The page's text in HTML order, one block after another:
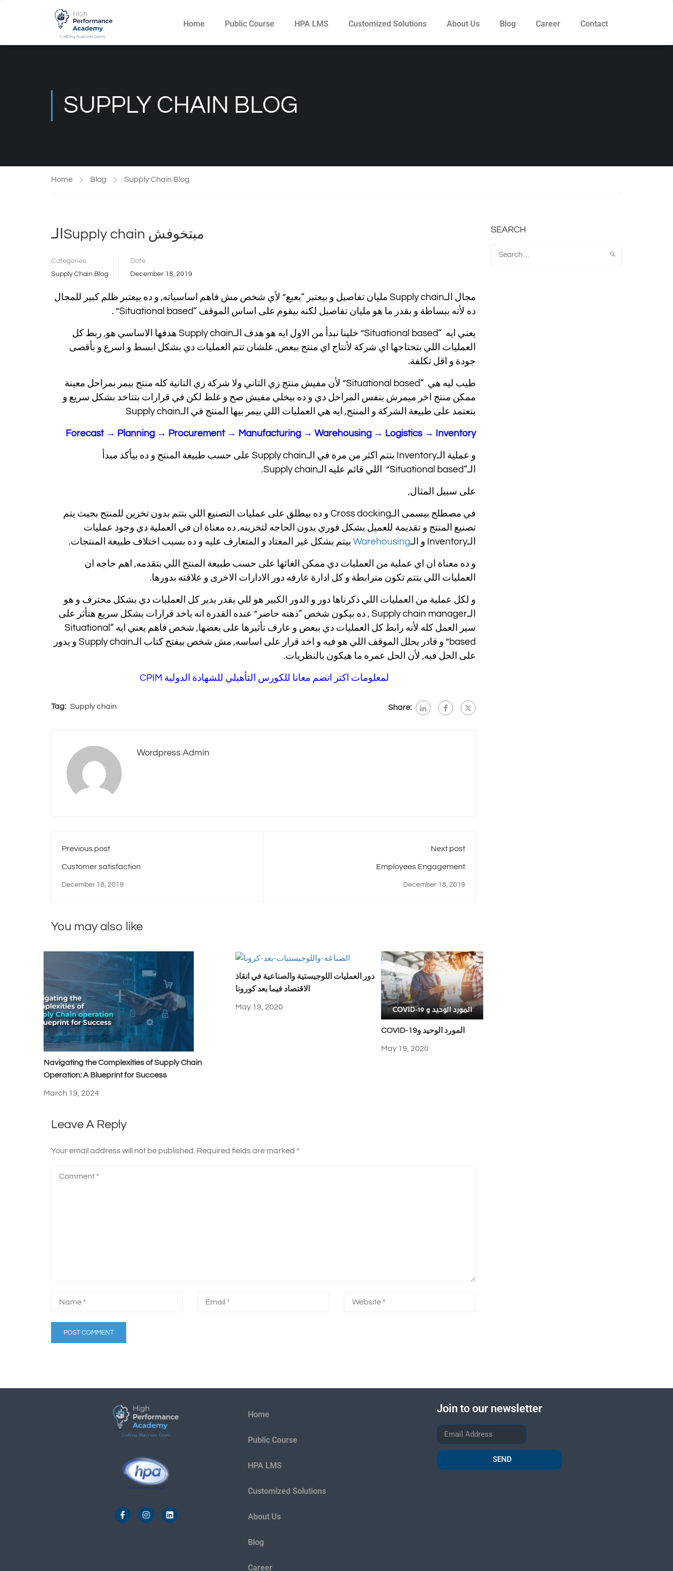
Home Public Course HPA LMS Customized Solutions About Us Blog Career Contact
SUPPLY CHAIN BLOG
Home Blog Supply Chain Blog
الـSupply chain مبتخوفش
Categories
Supply Chain Blog
Date
December 18, 2019
مجال الـSupply chain مليان تفاصيل و بيعتبر “بعبع” لأي شخص مش فاهم اساسياته, و ده بيعتبر ظلم كبير للمجال
ده لأنه ببساطة و بقدر ما هو مليان تفاصيل لكنه بيقوم على اساس الموقف “Situational based” .
يعني ايه “Situational based” خلينا نبدأ من الاول ايه هو هدف الـSupply chain هدفها الاساسي هو, ربط كل
العمليات اللي بتحتاجها اي شركة لأنتاج اي منتج ببعض, علشان تتم العمليات دي بشكل ابسط و اسرع و بأقصى
جودة و اقل تكلفة.
طيب ليه هي “Situational based” لأن مفيش منتج زي التاني ولا شركة زي التانية كله منتج بيمر بمراحل معينة
ممكن منتج اخر ميمرش بنفس المراحل دي و ده بيخلي مفيش صح و غلط لكن في قرارات بتتاخد بشكل سريع و
بتعتمد على طبيعة الشركة و المنتج, ايه هي العمليات اللي بيمر بيها المنتج في الـSupply chain
Forecast → Planning → Procurement → Manufacturing → Warehousing → Logistics → Inventory
و عملية الـInventory بتتم اكثر من مرة في الـSupply chain على حسب طبيعة المنتج و ده بيأكد مبدأ
الـ“Situational based” اللي قائم عليه الـSupply chain.
على سبيل المثال,
في مصطلح بيسمى الـCross docking و ده بيطلق على عمليات التصنيع اللي بتتم بدون تخزين للمنتج بحيث يتم
تصنيع المنتج و تقديمة للعميل بشكل فوري بدون الحاجه لتخزينه, ده معناة ان في العملية دي وجود عمليات
الـInventory و الـ
Warehousing بيتم بشكل غير المعتاد و المتعارف عليه و ده بسبب اختلاف طبيعة المنتجات.
و ده معناة ان اي عملية من العمليات دي ممكن الغائها على حسب طبيعة المنتج اللي بتقدمه, اهم حاجه ان
العمليات اللي بتتم تكون مترابطة و كل ادارة عارفه دور الادارات الاخرى و علاقته بدورها.
و لكل عملية من العمليات اللي ذكرناها دور و الدور الكبير هو للي يقدر يدير كل العمليات دي بشكل محترف و هو
الـSupply chain manager , ده بيكون شخص “ذهنه حاضر” عنده القدرة انه ياخد قرارات بشكل سريع هتأثر على
سير العمل كله لأنه رابط كل العمليات دي ببعض و عارف تأثيرها على بعضها, شخص فاهم يعني ايه “Situational
based” و قادر يحلل الموقف اللي هو فيه و اخد قرار على اساسه, مش شخص بيفتح كتاب الـSupply chain و يدور
على الحل فيه, لأن الحل عمره ما هيكون بالنظريات.
لمعلومات اكتر انضم معانا للكورس التأهيلي للشهادة الدولية CPIM
Tag: Supply chain Share:
Wordpress Admin
Previous post
Customer satisfaction
December 18, 2019
Next post
Employees Engagement
December 18, 2019
You may also like
Navigating the Complexities of Supply Chain
Operation: A Blueprint for Success
March 19, 2024
دور العمليات اللوجيستية والصناعية في انقاذ
الاقتصاد فيما بعد كورونا
May 19, 2020
COVID-19المورد الوحيد و
May 19, 2020
Leave A Reply
Your email address will not be published. Required fields are marked *
SEARCH
Home
Public Course
HPA LMS
Customized Solutions
About Us
Blog
Career
Join to our newsletter
SEND